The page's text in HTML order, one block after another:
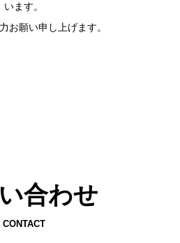
います。
お願い申し上げます。
合わせ
CONTACT